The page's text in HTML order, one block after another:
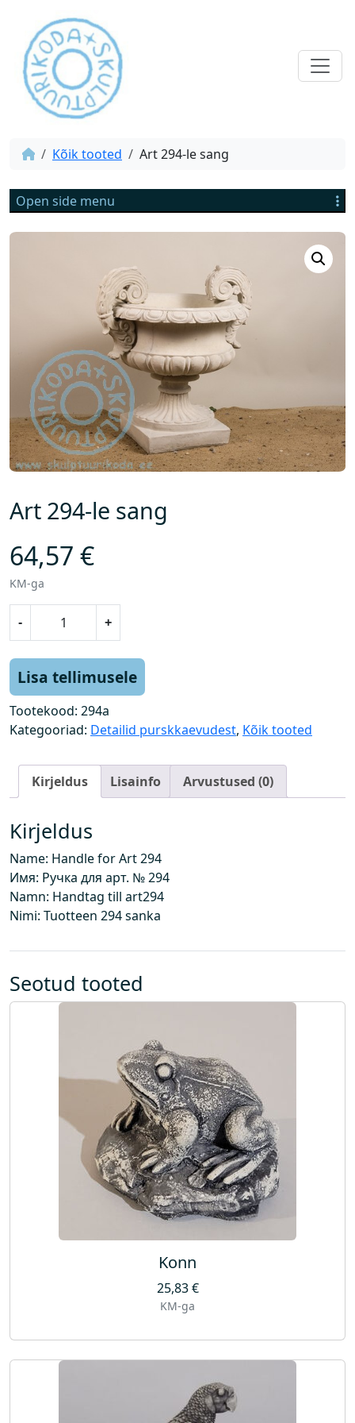
Kõik tooted Art 294-le sang
Open side menu
Art 294-le sang
64,57 €
KM-ga
-
9
4
-
a
n
g
k
o
g
u
+
Lisa tellimusele
Tootekood: 294a
Kategooriad: Detailid purskkaevudest, Kõik tooted
Kirjeldus Lisainfo Arvustused (0)
Kirjeldus
Name: Handle for Art 294
Имя: Ручка для арт. № 294
Namn: Handtag till art294
Nimi: Tuotteen 294 sanka
Seotud tooted
Konn
25,83€
KM-ga